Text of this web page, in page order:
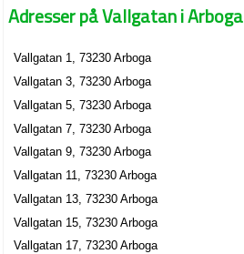
Adresser på Vallgatan i Arboga
Vallgatan 1, 73230 Arboga
Vallgatan 3, 73230 Arboga
Vallgatan 5, 73230 Arboga
Vallgatan 7, 73230 Arboga
Vallgatan 9, 73230 Arboga
Vallgatan 11, 73230 Arboga
Vallgatan 13, 73230 Arboga
Vallgatan 15, 73230 Arboga
Vallgatan 17, 73230 Arboga